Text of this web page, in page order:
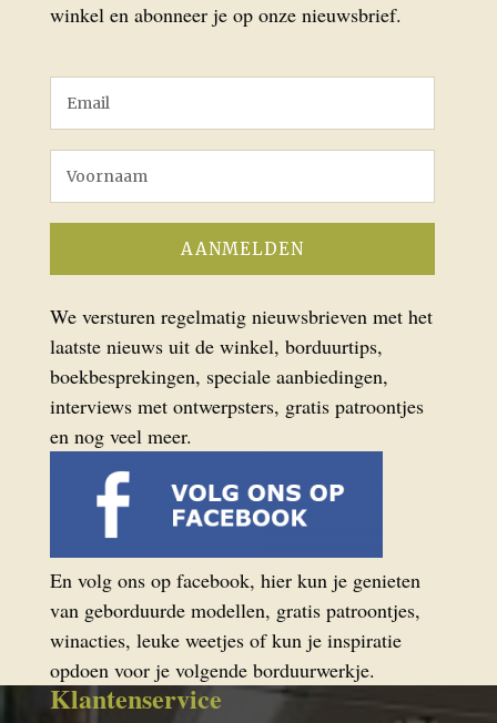
winkel en abonneer je op onze nieuwsbrief.
We versturen regelmatig nieuwsbrieven met het
laatste nieuws uit de winkel, borduurtips,
boekbesprekingen, speciale aanbiedingen,
interviews met ontwerpsters, gratis patroontjes
en nog veel meer.
En volg ons op facebook, hier kun je genieten
van geborduurde modellen, gratis patroontjes,
winacties, leuke weetjes of kun je inspiratie
opdoen voor je volgende borduurwerkje.
Klantenservice